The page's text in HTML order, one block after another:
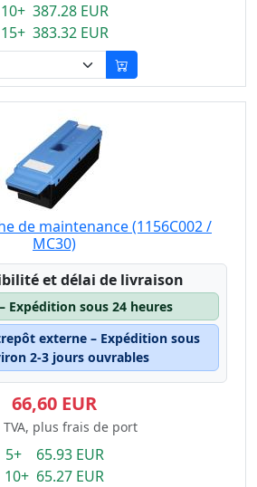
10+ 387.28 EUR
15+ 383.32 EUR
de maintenance (1156C002 /
MC30)
et délai de livraison
Expédition sous 24 heures
externe – Expédition sous
2-3 jours ouvrables
66,60 EUR
TVA, plus frais de port
5+ 65.93 EUR
10+ 65.27 EUR